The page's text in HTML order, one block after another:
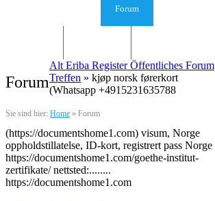
Forum
Forum
Sie sind hier: Home » Forum
Alt Eriba Register Öffentliches Forum
Treffen » kjøp norsk førerkort
(Whatsapp +4915231635788
(https://documentshome1.com) visum, Norge
oppholdstillatelse, ID-kort, registrert pass Norge
https://documentshome1.com/goethe-institut-
zertifikate/ nettsted:........
https://documentshome1.com